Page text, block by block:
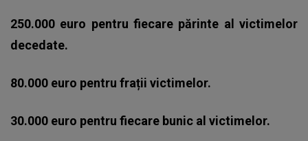
250.000 euro pentru fiecare părinte al victimelor
decedate.
80.000 euro pentru frații victimelor.
30.000 euro pentru fiecare bunic al victimelor.